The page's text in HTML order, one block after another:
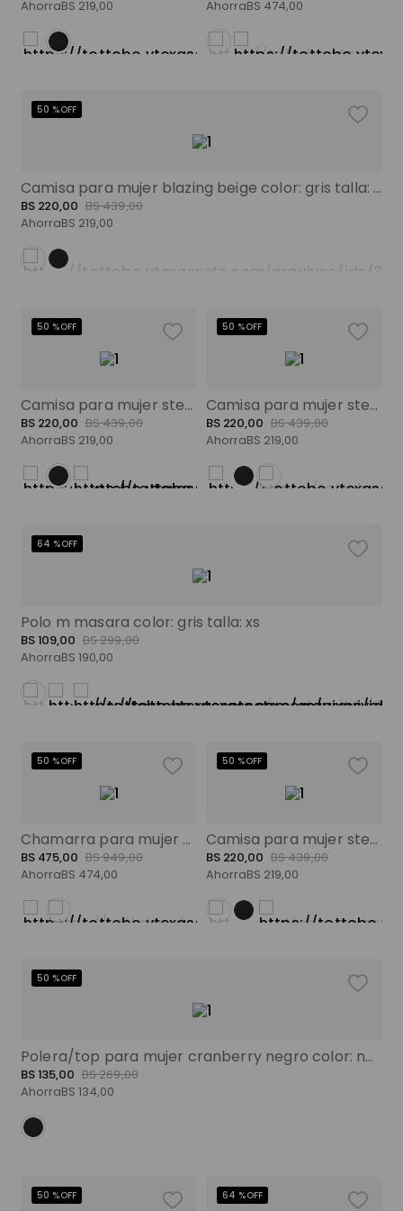
AhorraBS 219,00
AhorraBS 474,00
Camisa para mujer blazing beige color: gris talla: xs
50 %OFF
BS 220,00 BS439,00
AhorraBS 219,00
Camisa para mujer sterling negra color: negro talla: xs
50 %OFF
BS 220,00 BS439,00
AhorraBS 219,00
Camisa para mujer sterling durazno color: rosado talla: xs
50 %OFF
BS 220,00 BS439,00
AhorraBS 219,00
Polo m masara color: gris talla: xs
64 %OFF
BS109,00 BS299,00
AhorraBS 190,00
Chamarra para mujer coconut morada color: morado talla: xl
50 %OFF
BS 475,00 BS949,00
AhorraBS 474,00
Camisa para mujer sterling beige color: gris talla: xs
50 %OFF
BS 220,00 BS439,00
AhorraBS 219,00
Polera/top para mujer cranberry negro color: negro talla: s
50 %OFF
BS135,00 BS269,00
AhorraBS 134,00
50 %OFF 64 %OFF
10. maleta